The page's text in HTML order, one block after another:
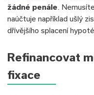
žádné penále.
naúčtuje například ušlý
dřívějšího splacení
Refinancovat
fixace